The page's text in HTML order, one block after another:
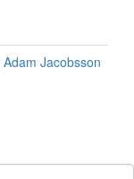
Adam Jacobsson